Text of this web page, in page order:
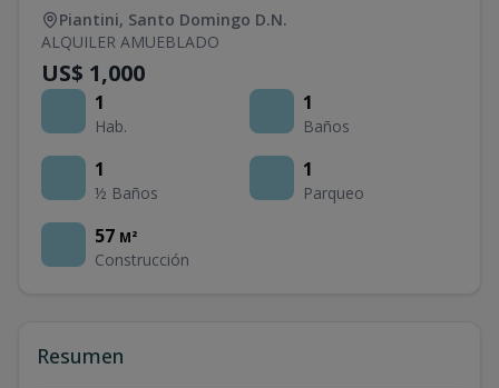
Piantini, Santo Domingo D.N.
ALQUILER AMUEBLADO
US$ 1,000
1
Hab.
1
Baños
1
½ Baños
1
Parqueo
57 M²
Construcción
Resumen